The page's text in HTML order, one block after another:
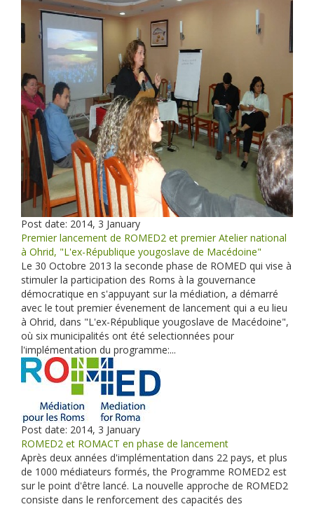
Post date: 2014, 3 January
Premier lancement de ROMED2 et premier Atelier national
à Ohrid, "L'ex-République yougoslave de Macédoine"
Le 30 Octobre 2013 la seconde phase de ROMED qui vise à
stimuler la participation des Roms à la gouvernance
démocratique en s'appuyant sur la médiation, a démarré
avec le tout premier évenement de lancement qui a eu lieu
à Ohrid, dans "L'ex-République yougoslave de Macédoine",
où six municipalités ont été selectionnées pour
l'implémentation du programme:...
Post date: 2014, 3 January
ROMED2 et ROMACT en phase de lancement
Après deux années d'implémentation dans 22 pays, et plus
de 1000 médiateurs formés, the Programme ROMED2 est
sur le point d'être lancé. La nouvelle approche de ROMED2
consiste dans le renforcement des capacités des